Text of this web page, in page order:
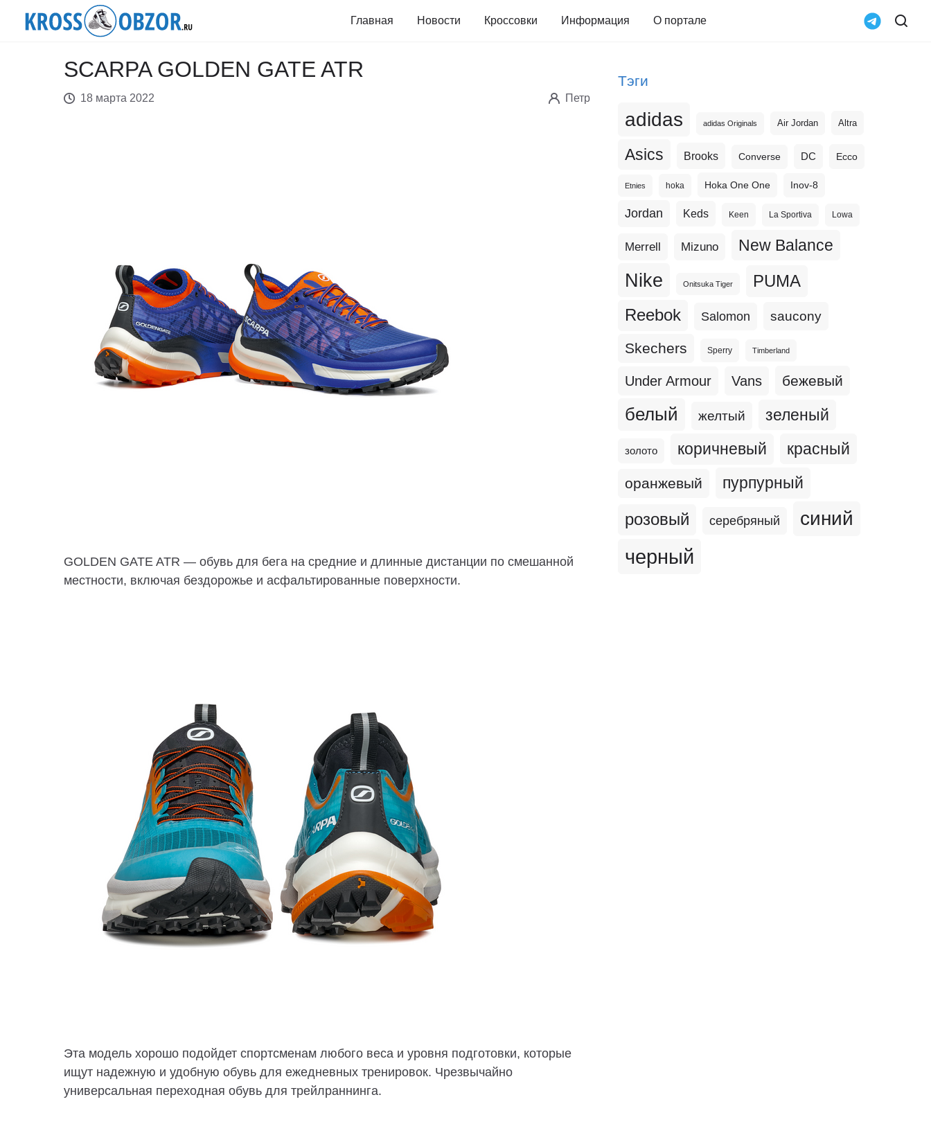
Главная Новости Кроссовки Информация О портале
SCARPA GOLDEN GATE ATR
18 марта 2022 Петр
GOLDEN GATE ATR — обувь для бега на средние и длинные дистанции по смешанной
местности, включая бездорожье и асфальтированные поверхности.
Эта модель хорошо подойдет спортсменам любого веса и уровня подготовки, которые
ищут надежную и удобную обувь для ежедневных тренировок. Чрезвычайно
универсальная переходная обувь для трейлраннинга.
Тэги
adidas adidas Originals Air Jordan Altra
Asics Brooks Converse DC Ecco
Etnies hoka Hoka One One Inov-8
Jordan Keds Keen La Sportiva Lowa
Merrell Mizuno New Balance
Nike Onitsuka Tiger PUMA
Reebok Salomon saucony
Skechers Sperry Timberland
Under Armour Vans бежевый
белый желтый зеленый
золото коричневый красный
оранжевый пурпурный
розовый серебряный синий
черный